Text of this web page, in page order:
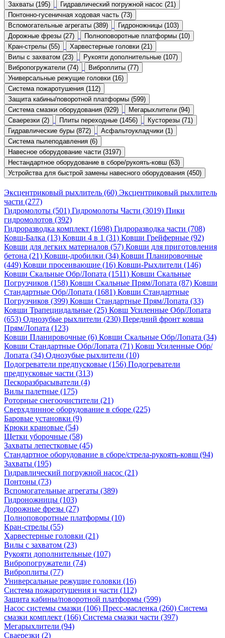
Захваты (195)
Гидравлический погружной насос (21)
Понтонно-гусеничная ходовая часть (73)
Вспомогательные агрегаты (389)
Гидроножницы (103)
Дорожные фрезы (27)
Полноповоротные платформы (10)
Кран-стрелы (55)
Харвестерные головки (21)
Вилы с захватом (23)
Рукояти дополнительные (107)
Вибропогружатели (74)
Виброплиты (77)
Универсальные режущие головки (16)
Система пожаротушения (112)
Защита кабины/поворотной платформы (599)
Система смазки оборудования (929)
Мегарыхлители (94)
Сваерезки (2)
Плиты переходные (1456)
Кусторезы (71)
Гидравлические буры (872)
Асфальтоукладчики (1)
Система пылеподавления (6)
Навесное оборудование части (3197)
Нестандартное оборудование в сборе/рукоять-ковш (63)
Устройства для быстрой замены навесного оборудования (450)
Эксцентриковый рыхлитель (60) Эксцентриковый рыхлитель
части (277)
Гидромолоты (501) Гидромолоты Части (3019) Пики
гидромолотов (392)
Гидроразводка комплект (1698) Гидроразводка части (708)
Ковш-Балка (13) Ковши 4 в 1 (31) Ковши Грейферные (92)
Ковши для легких материалов (57) Ковши для приготовления
бетона (21) Ковши-дробилки (34) Ковши Планировочные
(449) Ковши просеивающие (16) Ковши-Рыхлители (146)
Ковши Скальные Обр/Лопата (1511) Ковши Скальные
Погрузчиков (158) Ковши Скальные Прям/Лопата (87) Ковши
Стандартные Обр/Лопата (1681) Ковши Стандартные
Погрузчиков (399) Ковши Стандартные Прям/Лопата (33)
Ковши Трапециидальные (25) Ковш Усиленные Обр/Лопата
(653) Однозубые рыхлители (230) Передний фронт ковша
Прям/Лопата (123)
Ковши Планировочные (6) Ковши Скальные Обр/Лопата (34)
Ковши Стандартные Обр/Лопата (71) Ковш Усиленные Обр/
Лопата (34) Однозубые рыхлители (10)
Подогреватели предпусковые (156) Подогреватели
предпусковые части (313)
Пескоразбрасыватели (4)
Вилы палетные (175)
Роторные снегоочистители (21)
Сверхдлинное оборудование в сборе (225)
Баровые установки (9)
Крюки крановые (54)
Щетки уборочные (58)
Захваты лепестковые (45)
Стандартное оборудование в сборе/стрела-рукоять-ковш (94)
Захваты (195)
Гидравлический погружной насос (21)
Понтоны (73)
Вспомогательные агрегаты (389)
Гидроножницы (103)
Дорожные фрезы (27)
Полноповоротные платформы (10)
Кран-стрелы (55)
Харвестерные головки (21)
Вилы с захватом (23)
Рукояти дополнительные (107)
Вибропогружатели (74)
Виброплиты (77)
Универсальные режущие головки (16)
Система пожаротушения и части (112)
Защита кабины/поворотной платформы (599)
Насос системы смазки (106) Пресс-масленка (260) Система
смазки комплект (166) Система смазки части (397)
Мегарыхлители (94)
Сваерезки (2)